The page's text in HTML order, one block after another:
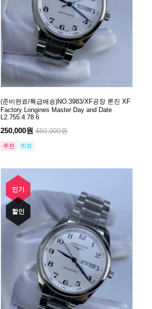
(준비완료/특급배송)NO.3983/XF공장 론진 XF
Factory Longines Master Day and Date
L2.755.4.78.6
250,000원 450,000원
추천 히트
인기
할인